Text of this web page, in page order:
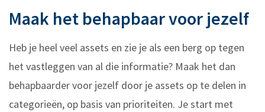
Maak het behapbaar voor jezelf
Heb je heel veel assets en zie je als een berg op tegen
het vastleggen van al die informatie? Maak het dan
behapbaarder voor jezelf door je assets op te delen in
categorieën, op basis van prioriteiten. Je start met